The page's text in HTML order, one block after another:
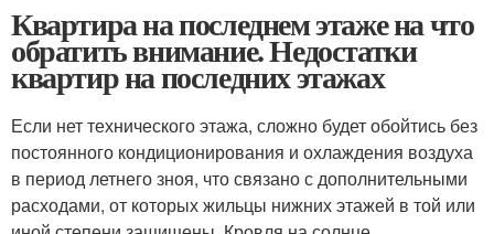
Квартира на последнем этаже на что
обратить внимание. Недостатки
квартир на последних этажах
Если нет технического этажа, сложно будет обойтись без
постоянного кондиционирования и охлаждения воздуха
в период летнего зноя, что связано с дополнительными
расходами, от которых жильцы нижних этажей в той или